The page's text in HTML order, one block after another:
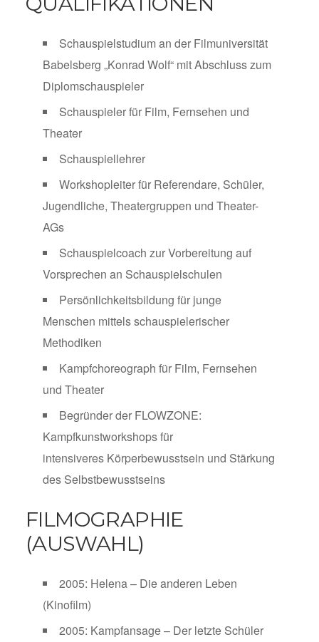
Schauspielstudium an der Filmuniversität
Babelsberg „Konrad Wolf“ mit Abschluss zum
Diplomschauspieler
Schauspieler für Film, Fernsehen und
Theater
Schauspiellehrer
Workshopleiter für Referendare, Schüler,
Jugendliche, Theatergruppen und Theater-
AGs
Schauspielcoach zur Vorbereitung auf
Vorsprechen an Schauspielschulen
Persönlichkeitsbildung für junge
Menschen mittels schauspielerischer
Methodiken
Kampfchoreograph für Film, Fernsehen
und Theater
Begründer der FLOWZONE:
Kampfkunstworkshops für
intensiveres Körperbewusstsein und Stärkung
des Selbstbewusstseins
FILMOGRAPHIE
(AUSWAHL)
2005: Helena – Die anderen Leben
(Kinofilm)
2005: Kampfansage – Der letzte Schüler